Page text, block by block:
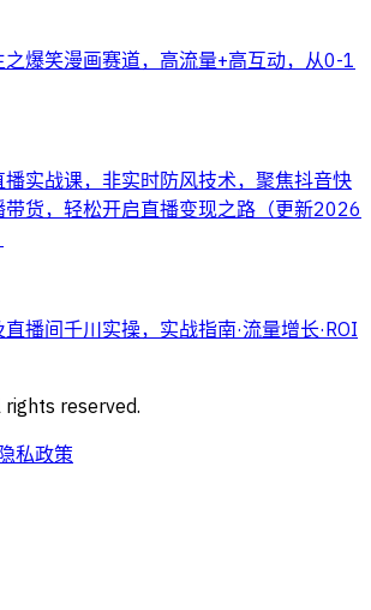
之爆笑漫画赛道，高流量+高互动，从0-1
播实战课，非实时防风技术，聚焦抖音快
带货，轻松开启直播变现之路（更新2026
播间千川实操，实战指南·流量增长·ROI
rights reserved.
隐私政策